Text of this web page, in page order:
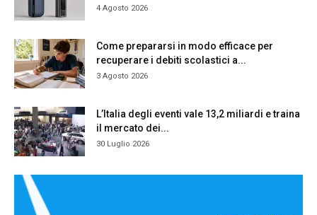
4 Agosto 2026
Come prepararsi in modo efficace per
recuperare i debiti scolastici a...
3 Agosto 2026
L’Italia degli eventi vale 13,2 miliardi e traina
il mercato dei...
30 Luglio 2026